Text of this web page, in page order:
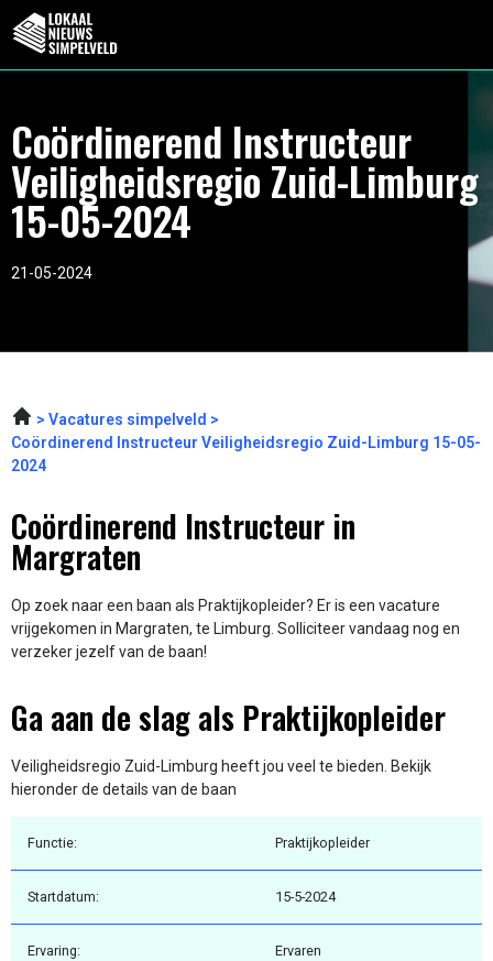
Coördinerend Instructeur
Veiligheidsregio Zuid-Limburg
15-05-2024
21-05-2024
Vacatures simpelveld
Coördinerend Instructeur Veiligheidsregio Zuid-Limburg 15-05-
2024
Coördinerend Instructeur in
Margraten
Op zoek naar een baan als Praktijkopleider? Er is een vacature
vrijgekomen in Margraten, te Limburg. Solliciteer vandaag nog en
verzeker jezelf van de baan!
Ga aan de slag als Praktijkopleider
Veiligheidsregio Zuid-Limburg heeft jou veel te bieden. Bekijk
hieronder de details van de baan
Functie: Praktijkopleider
Startdatum: 15-5-2024
Ervaring: Ervaren